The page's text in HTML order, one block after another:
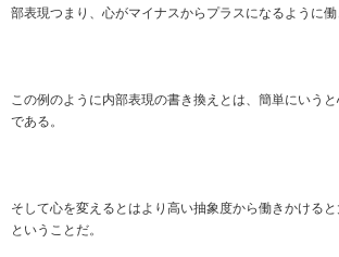
部表現つまり、心がマイナスからプラスになるように働
この例のように内部表現の書き換えとは、簡単にいう
である。
そして心を変えるとはより高い抽象度から働きかける
ということだ。